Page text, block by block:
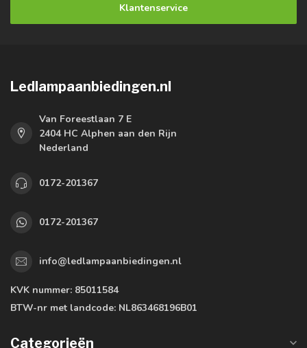
Klantenservice
Ledlampaanbiedingen.nl
Van Foreestlaan 7 E
2404 HC Alphen aan den Rijn
Nederland
0172-201367
0172-201367
info@ledlampaanbiedingen.nl
KVK nummer: 85011584
BTW-nr met landcode: NL863468196B01
Categorieën